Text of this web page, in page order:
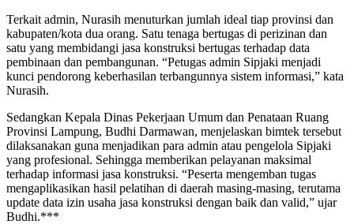
Terkait admin, Nurasih menuturkan jumlah ideal tiap provinsi dan
kabupaten/kota dua orang. Satu tenaga bertugas di perizinan dan
satu yang membidangi jasa konstruksi bertugas terhadap data
pembinaan dan pembangunan. “Petugas admin Sipjaki menjadi
kunci pendorong keberhasilan terbangunnya sistem informasi,” kata
Nurasih.
Sedangkan Kepala Dinas Pekerjaan Umum dan Penataan Ruang
Provinsi Lampung, Budhi Darmawan, menjelaskan bimtek tersebut
dilaksanakan guna menjadikan para admin atau pengelola Sipjaki
yang profesional. Sehingga memberikan pelayanan maksimal
terhadap informasi jasa konstruksi. “Peserta mengemban tugas
mengaplikasikan hasil pelatihan di daerah masing-masing, terutama
update data izin usaha jasa konstruksi dengan baik dan valid,” ujar
Budhi.***